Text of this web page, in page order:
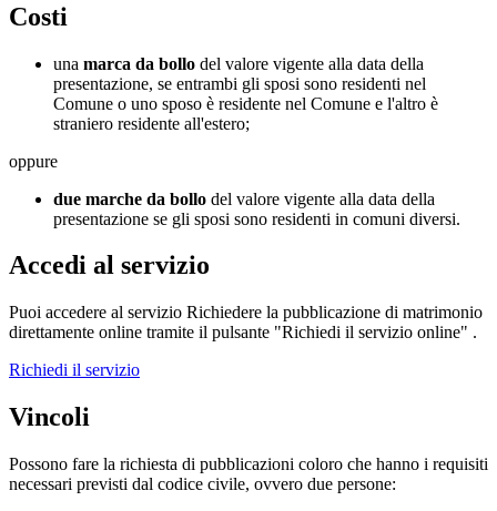
Costi
una marca da bollo del valore vigente alla data della
presentazione, se entrambi gli sposi sono residenti nel
Comune o uno sposo è residente nel Comune e l'altro è
straniero residente all'estero;
oppure
due marche da bollo del valore vigente alla data della
presentazione se gli sposi sono residenti in comuni diversi.
Accedi al servizio
Puoi accedere al servizio Richiedere la pubblicazione di matrimonio
direttamente online tramite il pulsante "Richiedi il servizio online" .
Richiedi il servizio
Vincoli
Possono fare la richiesta di pubblicazioni coloro che hanno i requisiti
necessari previsti dal codice civile, ovvero due persone: